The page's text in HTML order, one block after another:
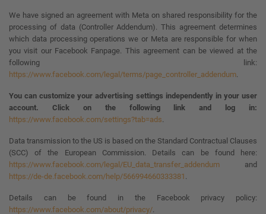
We have signed an agreement with Meta on shared responsibility for the
processing of data (Controller Addendum). This agreement determines
which data processing operations we or Meta are responsible for when
you visit our Facebook Fanpage. This agreement can be viewed at the
following link:
https://www.facebook.com/legal/terms/page_controller_addendum.
You can customize your advertising settings independently in your user
account. Click on the following link and log in:
https://www.facebook.com/settings?tab=ads.
Data transmission to the US is based on the Standard Contractual Clauses
(SCC) of the European Commission. Details can be found here:
https://www.facebook.com/legal/EU_data_transfer_addendum and
https://de-de.facebook.com/help/566994660333381 .
Details can be found in the Facebook privacy policy:
https://www.facebook.com/about/privacy/.